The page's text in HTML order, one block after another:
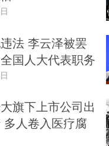
法 李云泽被罢
国人大代表职务
大旗下上市公司出
多人卷入医疗腐